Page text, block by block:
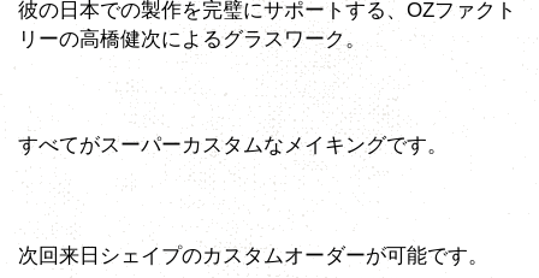
彼の日本での製作を完璧にサポートする、OZファクト
リーの高橋健次によるグラスワーク。
すべてがスーパーカスタムなメイキングです。
次回来日シェイプのカスタムオーダーが可能です。